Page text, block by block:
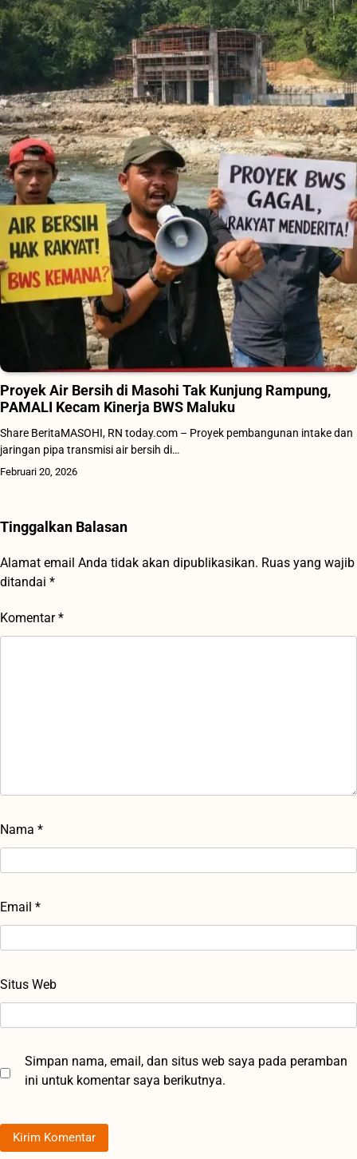
Proyek Air Bersih di Masohi Tak Kunjung Rampung,
PAMALI Kecam Kinerja BWS Maluku
Share BeritaMASOHI, RN today.com – Proyek pembangunan intake dan
jaringan pipa transmisi air bersih di…
Februari 20, 2026
Tinggalkan Balasan
Alamat email Anda tidak akan dipublikasikan. Ruas yang wajib
ditandai *
Komentar*
Nama *
Email *
Situs Web
Simpan nama, email, dan situs web saya pada peramban
ini untuk komentar saya berikutnya.